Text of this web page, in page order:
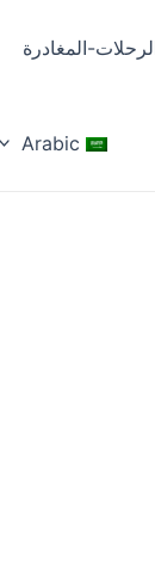
المغادرة
Arabic